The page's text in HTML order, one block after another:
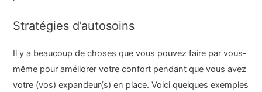
Stratégies d’autosoins
Il y a beaucoup de choses que vous pouvez faire par vous-
même pour améliorer votre confort pendant que vous avez
votre (vos) expandeur(s) en place. Voici quelques exemples